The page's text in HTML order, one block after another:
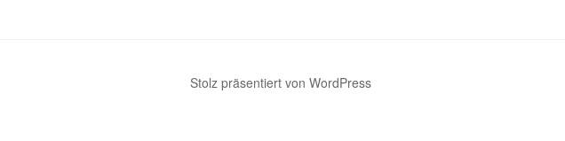
Stolz präsentiert von WordPress